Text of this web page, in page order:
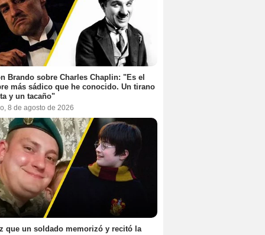
Brando sobre Charles Chaplin: "Es el
más sádico que he conocido. Un tirano
y un tacaño"
8 de agosto de 2026
que un soldado memorizó y recitó la